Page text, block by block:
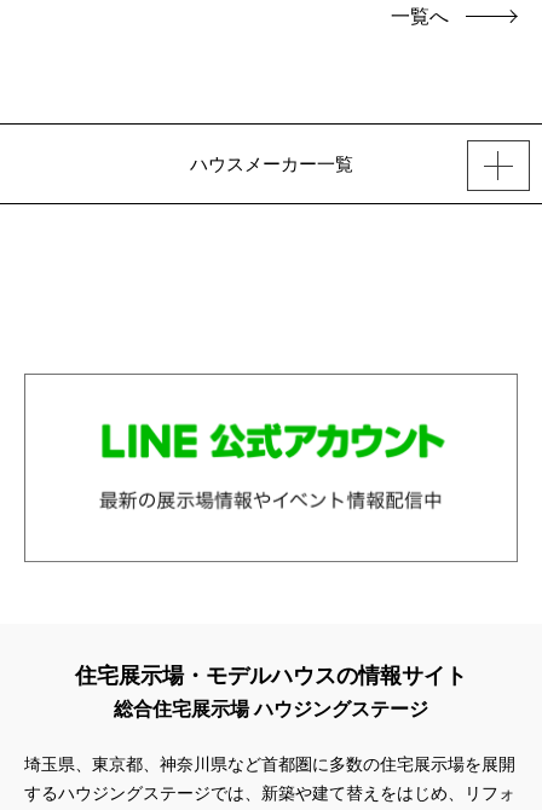
一覧へ
ハウスメーカー一覧
住宅展示場・モデルハウスの情報サイト
総合住宅展示場 ハウジングステージ
埼玉県、東京都、神奈川県など首都圏に多数の住宅展示場を展開
するハウジングステージでは、新築や建て替えをはじめ、リフォ